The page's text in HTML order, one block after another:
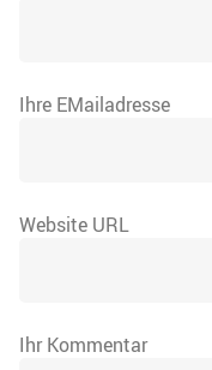
Ihre EMailadresse
Website URL
Ihr Kommentar